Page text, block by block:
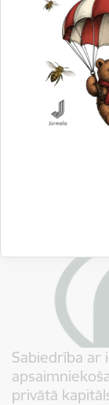
Sabiedrība
privātā